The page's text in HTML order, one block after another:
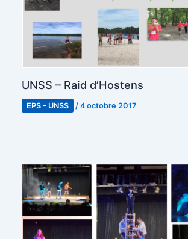
UNSS – Raid d’Hostens
EPS - UNSS /4 octobre 2017